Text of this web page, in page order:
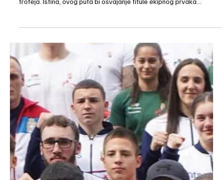
Jun 13 2 min read